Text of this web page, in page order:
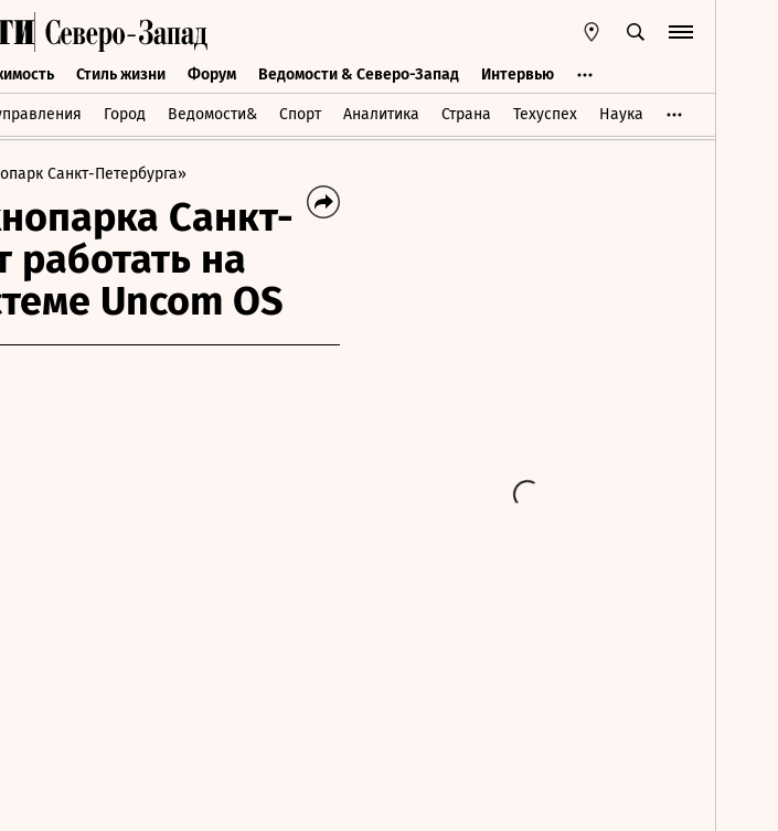
Стиль жизни Форум Ведомости & Северо-Запад Интервью
Город Ведомости& Спорт Аналитика Страна Техуспех Наука
Стиль жизни Форум Ведомости & Северо-Запад Интервью
Санкт-Петербурга»
Санкт-
работать на
Uncom OS